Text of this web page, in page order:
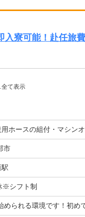
入寮可能！赴任旅
全て表示
ホースの組付・マシン
市
※シフト制
です！初めての工場勤務でも安心の、充実のサポート体